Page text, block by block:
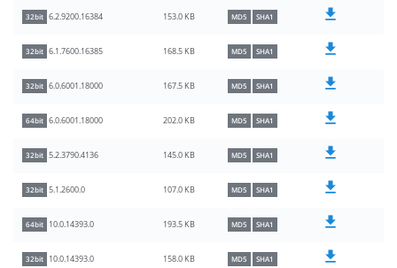
32bit 6.2.9200.16384 153.0 KB MD5 SHA1
32bit 6.1.7600.16385 168.5 KB MD5 SHA1
32bit 6.0.6001.18000 167.5 KB MD5 SHA1
64bit 6.0.6001.18000 202.0 KB MD5 SHA1
32bit 5.2.3790.4136 145.0 KB MD5 SHA1
32bit 5.1.2600.0 107.0 KB MD5 SHA1
64bit 10.0.14393.0 193.5 KB MD5 SHA1
32bit 10.0.14393.0 158.0 KB MD5 SHA1